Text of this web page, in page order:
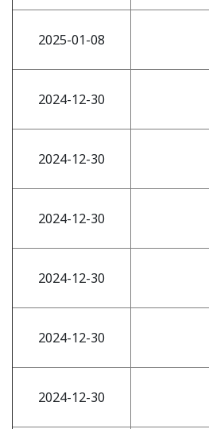
2025-01-08
2024-12-30
2024-12-30
2024-12-30
2024-12-30
2024-12-30
2024-12-30